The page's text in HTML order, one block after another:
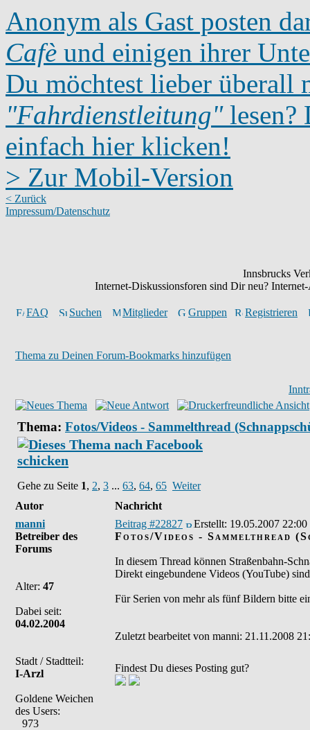
Anonym als Gast posten
Cafè und einigen ihrer
Du möchtest lieber überall
"Fahrdienstleitung"lesen?
einfach hier klicken!
> Zur Mobil-Version
< Zurück
Impressum/Datenschutz
Innsbrucks
Internet-Diskussionsforen sind Dir neu?
FAQ Suchen Mitglieder Gruppen Registrieren
Thema zu Deinen Forum-Bookmarks hinzufügen
Thema: Fotos/Videos - Sammelthread
Gehe zu Seite 1, 2, 3 ... 63, 64, 65 Weiter
Autor
Nachricht
manni
Betreiber des
Forums
Alter: 47
Dabei seit:
04.02.2004
Stadt / Stadtteil:
I-Arzl
Goldene Weichen
des Users:
973
Beitrag #22827 Erstellt: 19.05.2007 22:00
Fotos/Videos - Sammelthread
In diesem Thread können Straßenbahn-
Direkt eingebundene Videos (YouTube)
Für Serien von mehr als fünf Bildern bitte
Zuletzt bearbeitet von manni: 21.11.2008
Findest Du dieses Posting gut?